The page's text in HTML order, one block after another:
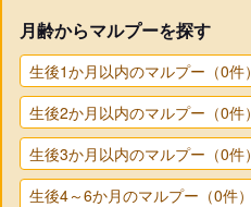
月齢からマルプーを探す
生後1か月以内のマルプー（0件）
生後2か月以内のマルプー（0件）
生後3か月以内のマルプー（0件）
生後4～6か月のマルプー（0件）